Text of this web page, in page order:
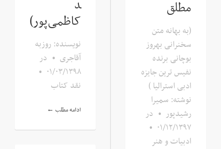
د
کاظمی‌پور)
نویسنده: روزبه
آقاجری • در
۰۱/۰۳/۱۳۹۸ •
نقد کتاب
ادامه مطلب ←
مطلق
(به بهانه متن
سخنرانی بهروز
بوچانی برنده
نفیس ترین جایزه
ادبی استرالیا )
نوشته: سمیرا
رشیدپور • در
۰۱/۱۲/۱۳۹۷ •
ادبیات و هنر